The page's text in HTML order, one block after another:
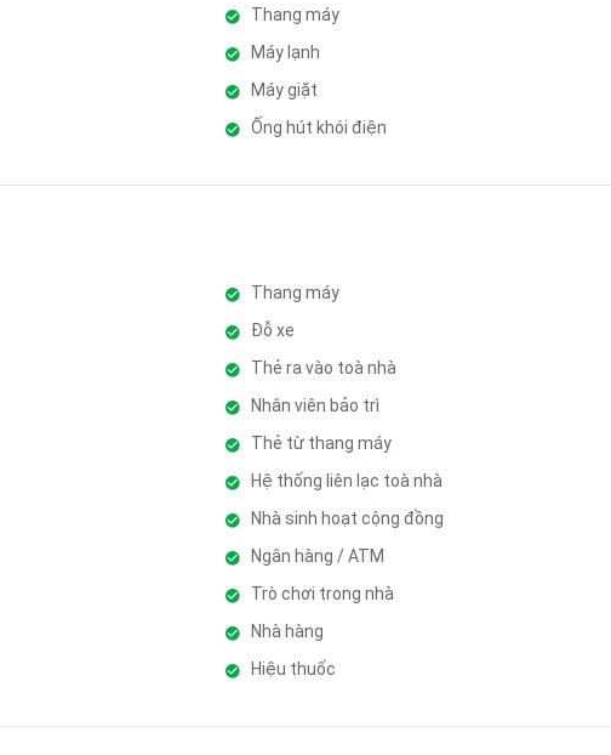
Thang máy
Máy lạnh
Máy giặt
Ống hút khói điện
Thang máy
Đỗ xe
Thẻ ra vào toà nhà
Nhân viên bảo trì
Thẻ từ thang máy
Hệ thống liên lạc toà nhà
Nhà sinh hoạt cộng đồng
Ngân hàng / ATM
Trò chơi trong nhà
Nhà hàng
Hiệu thuốc